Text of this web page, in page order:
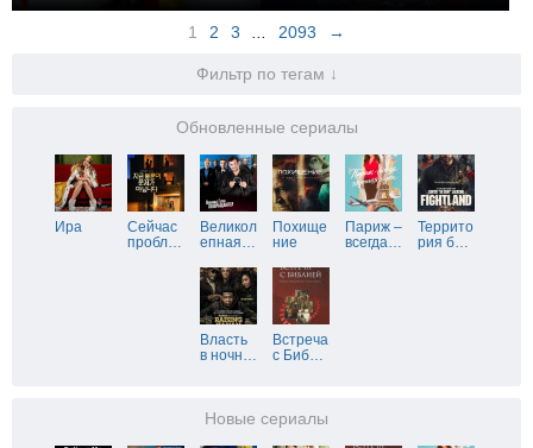
1 2 3 2093 →
Фильтр по тегам ↓
Обновленные сериалы
Ира
Сейчас
пробл…
Великол
епная…
Похище
ние
Париж –
всегда…
Террито
рия б…
Власть
в ночн…
Встреча
с Биб…
Новые сериалы